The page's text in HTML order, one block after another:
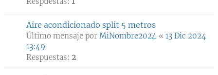
Aire acondicionado split 5 metros
Último mensaje por MiNombre2024 « 13 Dic 2024
13:49
Respuestas: 2